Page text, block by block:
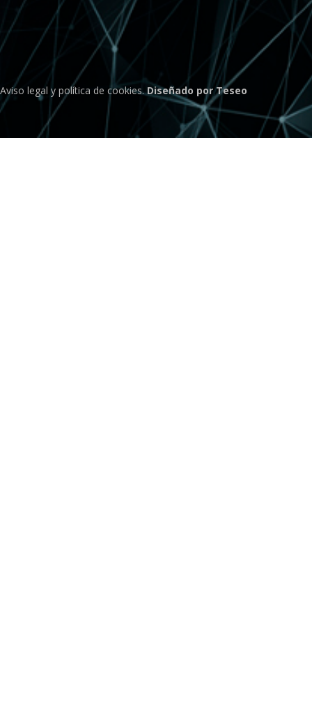
Aviso legal y política de cookies.Diseñado por Teseo